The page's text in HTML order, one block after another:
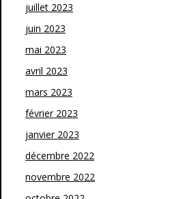
juillet 2023
juin 2023
mai 2023
avril 2023
mars 2023
février 2023
janvier 2023
décembre 2022
novembre 2022